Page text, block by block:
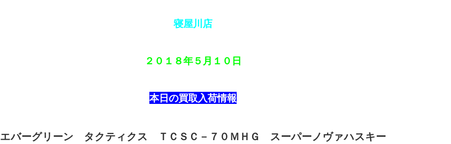
寝屋川店
２０１８年 ５月１０日
本日の買取入荷情報
エバーグリーン タクティクス ＴＣＳＣ－７０ＭＨＧ スーパーノヴァハスキー